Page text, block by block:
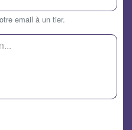
email à un tier.